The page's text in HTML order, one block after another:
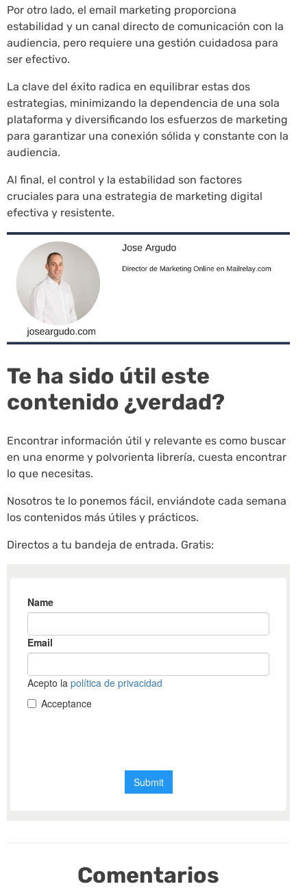
Por otro lado, el email marketing proporciona
estabilidad y un canal directo de comunicación con la
audiencia, pero requiere una gestión cuidadosa para
ser efectivo.
La clave del éxito radica en equilibrar estas dos
estrategias, minimizando la dependencia de una sola
plataforma y diversificando los esfuerzos de marketing
para garantizar una conexión sólida y constante con la
audiencia.
Al final, el control y la estabilidad son factores
cruciales para una estrategia de marketing digital
efectiva y resistente.
Te ha sido útil este
contenido ¿verdad?
Encontrar información útil y relevante es como buscar
en una enorme y polvorienta librería, cuesta encontrar
lo que necesitas.
Nosotros te lo ponemos fácil, enviándote cada semana
los contenidos más útiles y prácticos.
Directos a tu bandeja de entrada. Gratis:
Comentarios